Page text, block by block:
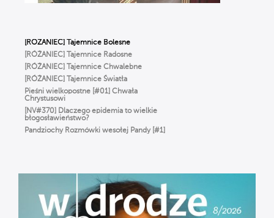
[RÓŻANIEC] Tajemnice Radosne
[RÓŻANIEC] Tajemnice Chwalebne
[RÓŻANIEC] Tajemnice Światła
Pieśni wielkopostne [#01] Chwała
Chrystusowi
[NV#370] Dlaczego epidemia to wielkie
błogosławieństwo?
Pandziochy Rozmówki wesołej Pandy [#1]
O Imieniu
Droga do zbawienia [#01] Adam i Ewa.
Odpowiedzialni = wolni.
[RÓŻANIEC] Tajemnice Bolesne